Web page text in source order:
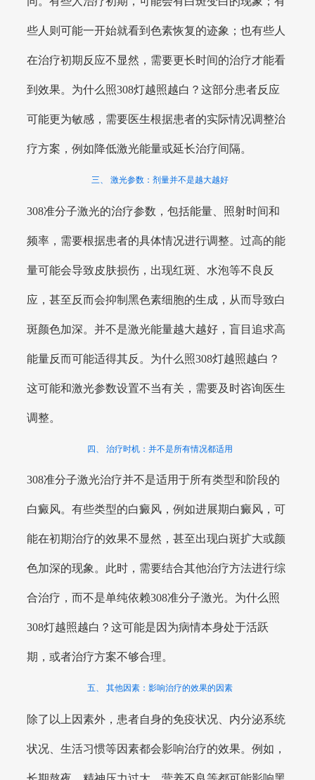
些人则可能一开始就看到色素恢复的迹象；也有些人
在治疗初期反应不显然，需要更长时间的治疗才能看
到效果。为什么照308灯越照越白？这部分患者反应
可能更为敏感，需要医生根据患者的实际情况调整治
疗方案，例如降低激光能量或延长治疗间隔。
三、 激光参数：剂量并不是越大越好
308准分子激光的治疗参数，包括能量、照射时间和
频率，需要根据患者的具体情况进行调整。过高的能
量可能会导致皮肤损伤，出现红斑、水泡等不良反
应，甚至反而会抑制黑色素细胞的生成，从而导致白
斑颜色加深。并不是激光能量越大越好，盲目追求高
能量反而可能适得其反。为什么照308灯越照越白？
这可能和激光参数设置不当有关，需要及时咨询医生
调整。
四、 治疗时机：并不是所有情况都适用
308准分子激光治疗并不是适用于所有类型和阶段的
白癜风。有些类型的白癜风，例如进展期白癜风，可
能在初期治疗的效果不显然，甚至出现白斑扩大或颜
色加深的现象。此时，需要结合其他治疗方法进行综
合治疗，而不是单纯依赖308准分子激光。为什么照
308灯越照越白？这可能是因为病情本身处于活跃
期，或者治疗方案不够合理。
五、 其他因素：影响治疗的效果的因素
除了以上因素外，患者自身的免疫状况、内分泌系统
状况、生活习惯等因素都会影响治疗的效果。例如，